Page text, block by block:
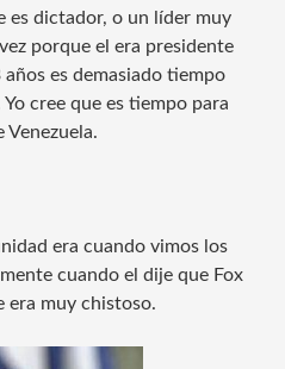
es dictador, o un líder muy
porque el era presidente
es demasiado tiempo
cree que es tiempo para
Venezuela.
era cuando vimos los
cuando el dije que Fox
era muy chistoso.